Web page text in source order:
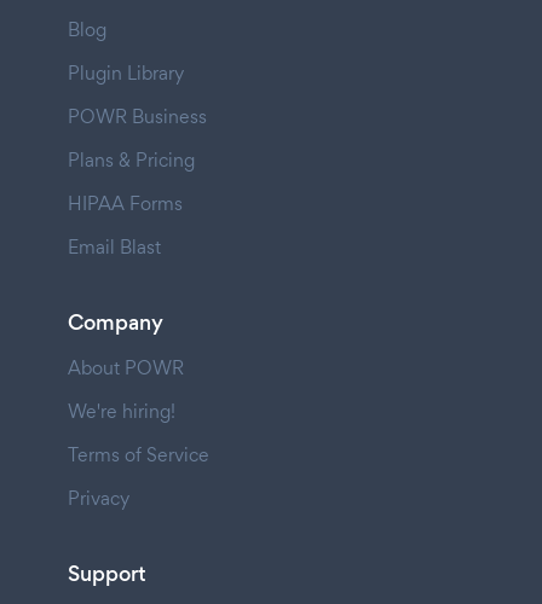
Blog
Plugin Library
POWR Business
Plans & Pricing
HIPAA Forms
Email Blast
Company
About POWR
We're hiring!
Terms of Service
Privacy
Support